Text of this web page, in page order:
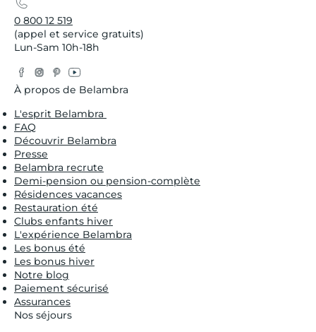
0 800 12 519
(appel et service gratuits)
Lun-Sam 10h-18h
Facebook
Instagram
Pinterest
YouTube
À propos de Belambra
L'esprit Belambra
FAQ
Découvrir Belambra
Presse
Belambra recrute
Demi-pension ou pension-complète
Résidences vacances
Restauration été
Clubs enfants hiver
L'expérience Belambra
Les bonus été
Les bonus hiver
Notre blog
Paiement sécurisé
Assurances
Nos séjours